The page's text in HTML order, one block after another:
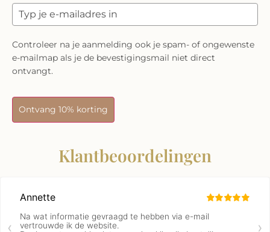
Controleer na je aanmelding ook je spam- of ongewenste
e-mailmap als je de bevestigingsmail niet direct
ontvangt.
Ontvang 10% korting
Klantbeoordelingen